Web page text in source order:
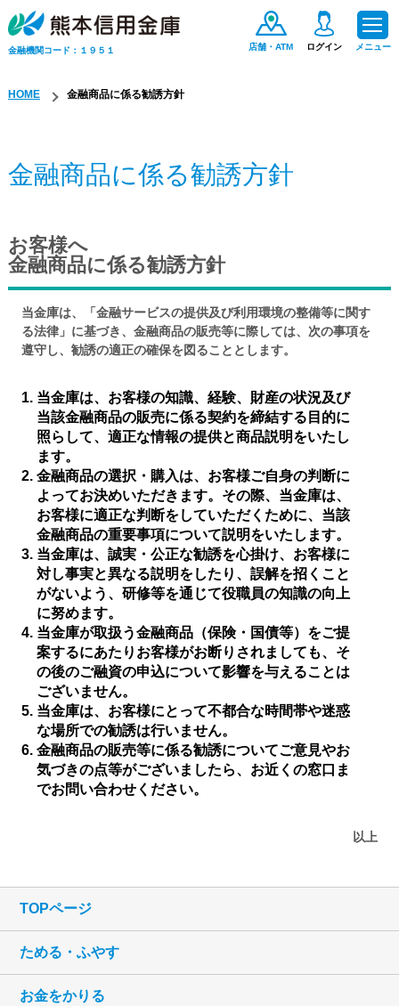
金融機関コード：１９５１ 店舗・ATM ログイン メニュー
お金をかりる
手数料一覧
保険商品
ログイン
くましんQ&A
くましんFAN
HOME 金融商品に係る勧誘方針
金融商品に係る勧誘方針
お客様へ
金融商品に係る勧誘方針
当金庫は、「金融サービスの提供及び利用環境の整備等に関す
る法律」に基づき、金融商品の販売等に際しては、次の事項を
遵守し、勧誘の適正の確保を図ることとします。
当金庫は、お客様の知識、経験、財産の状況及び
当該金融商品の販売に係る契約を締結する目的に
照らして、適正な情報の提供と商品説明をいたし
ます。
金融商品の選択・購入は、お客様ご自身の判断に
よってお決めいただきます。その際、当金庫は、
お客様に適正な判断をしていただくために、当該
金融商品の重要事項について説明をいたします。
当金庫は、誠実・公正な勧誘を心掛け、お客様に
対し事実と異なる説明をしたり、誤解を招くこと
がないよう、研修等を通じて役職員の知識の向上
に努めます。
当金庫が取扱う金融商品（保険・国債等）をご提
案するにあたりお客様がお断りされましても、そ
の後のご融資の申込について影響を与えることは
ございません。
当金庫は、お客様にとって不都合な時間帯や迷惑
な場所での勧誘は行いません。
金融商品の販売等に係る勧誘についてご意見やお
気づきの点等がございましたら、お近くの窓口ま
でお問い合わせください。
以上
TOPページ
ためる・ふやす
お金をかりる